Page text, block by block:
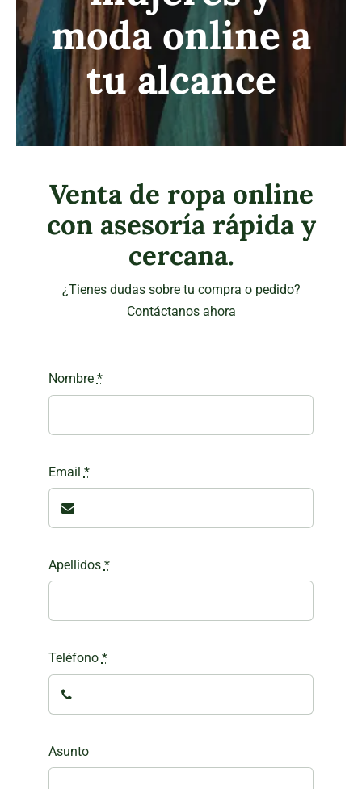
moda online a
tu alcance
Venta de ropa online
con asesoría rápida y
cercana.
¿Tienes dudas sobre tu compra o pedido?
Contáctanos ahora
Nombre *
Email *
Apellidos *
Teléfono *
Asunto